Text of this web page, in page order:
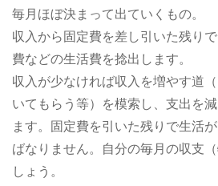
毎月ほぼ決まって出ていくもの。
収入から固定費を差し引いた残り
費などの生活費を捻出します。
収入が少なければ収入を増やす道
いてもらう等）を模索し、支出を
ます。固定費を引いた残りで生活
ばなりません。自分の毎月の収支
しょう。